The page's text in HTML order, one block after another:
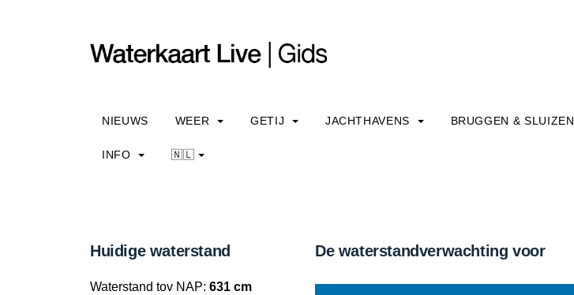
NIEUWS WEER GETIJ JACHTHAVENS BRUGGEN & SLUIZEN
INFO 🇳🇱
Huidige waterstand
Waterstand tov NAP: 631 cm
De waterstandverwachting voor